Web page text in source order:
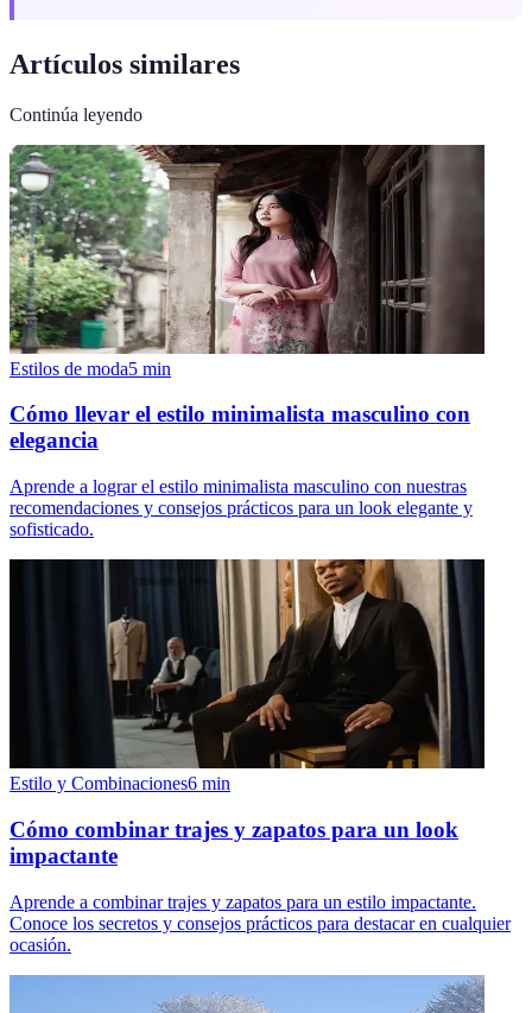
Artículos similares
Continúa leyendo
Estilos de moda5 min
Cómo llevar el estilo minimalista masculino con
elegancia
Aprende a lograr el estilo minimalista masculino con nuestras
recomendaciones y consejos prácticos para un look elegante y
sofisticado.
Estilo y Combinaciones6 min
Cómo combinar trajes y zapatos para un look
impactante
Aprende a combinar trajes y zapatos para un estilo impactante.
Conoce los secretos y consejos prácticos para destacar en cualquier
ocasión.